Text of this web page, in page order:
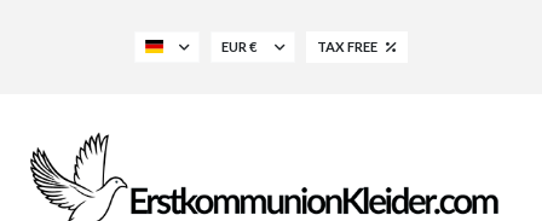
EUR € TAX FREE